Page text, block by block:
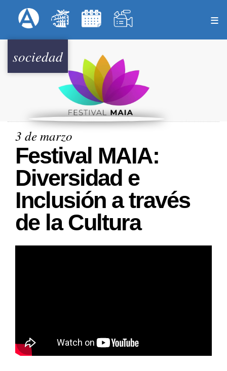
al
Menú Superior
sociedad
3 de marzo
Festival MAIA:
Diversidad e
Inclusión a través
de la Cultura